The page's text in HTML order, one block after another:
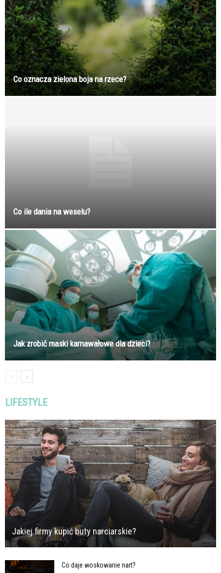
Co oznacza zielona boja na rzece?
Co ile dania na weselu?
Jak zrobić maski karnawałowe dla dzieci?
LIFESTYLE
Jakiej firmy kupić buty narciarskie?
Co daje woskowanie nart?